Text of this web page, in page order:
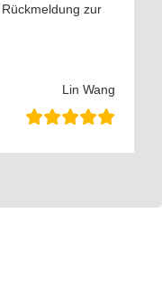
zur
Lin Wang